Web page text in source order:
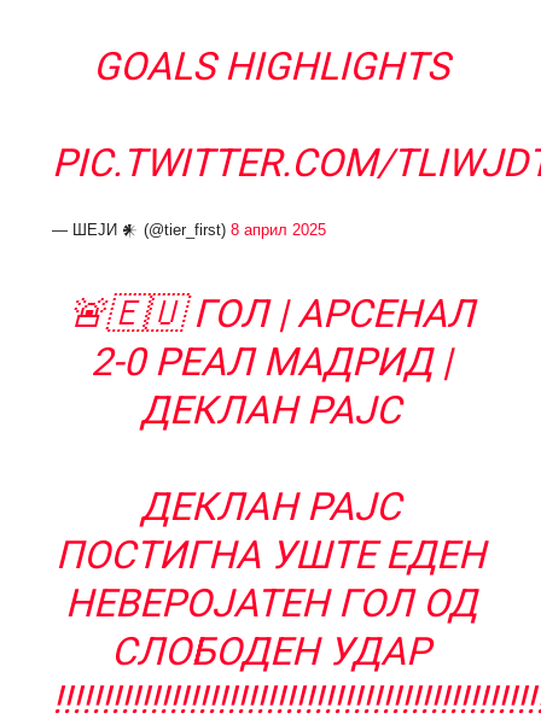
GOALS HIGHLIGHTS
PIC.TWITTER.COM/
— ШЕЈИ 𒀭 (@tier_first) 8 април 2025
🚨🇪🇺 ГОЛ | АРСЕНАЛ
2-0 РЕАЛ МАДРИД |
ДЕКЛАН РАЈС
ДЕКЛАН РАЈС
ПОСТИГНА УШТЕ ЕДЕН
НЕВЕРОЈАТЕН ГОЛ ОД
СЛОБОДЕН УДАР